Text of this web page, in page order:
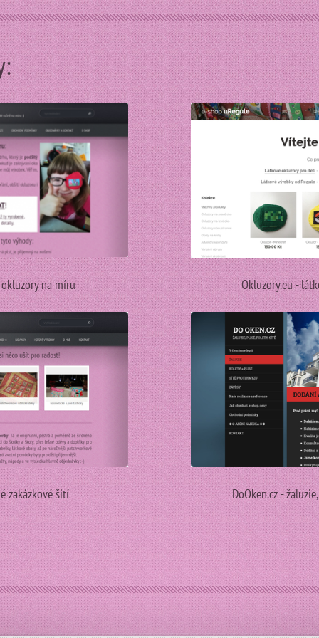
na míru Okluzory.eu -
zakázkové šití DoOken.cz -